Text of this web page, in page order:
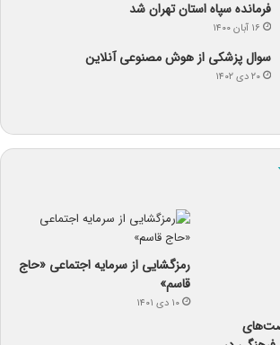
فرمانده سپاه استان تهران شد
۱۶ آبان ۱۴۰۰
سوال پزشکی از هوش مصنوعی آنلاین
۲۰ دی ۱۴۰۲
رمزگشایی از سرمایه‌ اجتماعی «حاج
قاسم»
۱۰ دی ۱۴۰۱